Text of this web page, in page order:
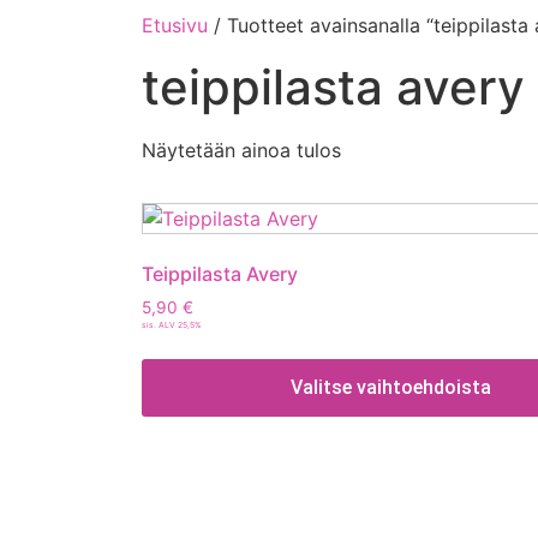
Etusivu / Tuotteet avainsanalla “teippilasta
teippilasta avery
Näytetään ainoa tulos
Teippilasta Avery
5,90 €
sis. ALV 25,5%
Valitse vaihtoehdoista